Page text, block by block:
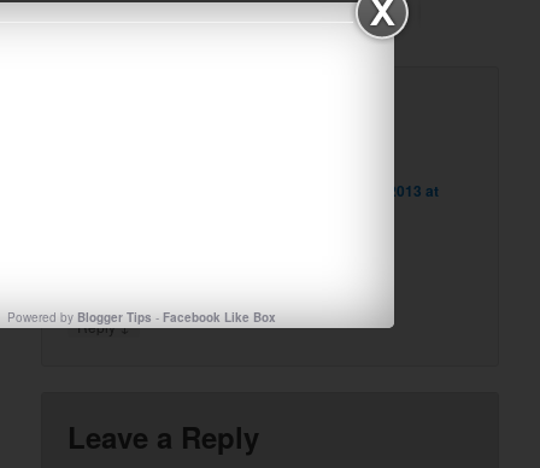
Μαθηματικά Α τάξη | e-mathima
October 13, 2013 at
Reply↓
Leave a Reply
Powered by Blogger Tips - Facebook Like Box